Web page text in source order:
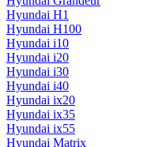
Hyundai H1
Hyundai H100
Hyundai i10
Hyundai i20
Hyundai i30
Hyundai i40
Hyundai ix20
Hyundai ix35
Hyundai ix55
Hyundai Matrix